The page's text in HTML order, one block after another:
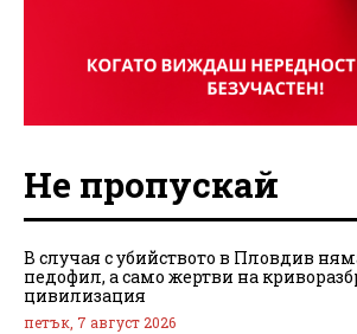
Не пропускай
В случая с убийството в Пловдив
педофил, а само жертви на
цивилизация
петък, 7 август 2026